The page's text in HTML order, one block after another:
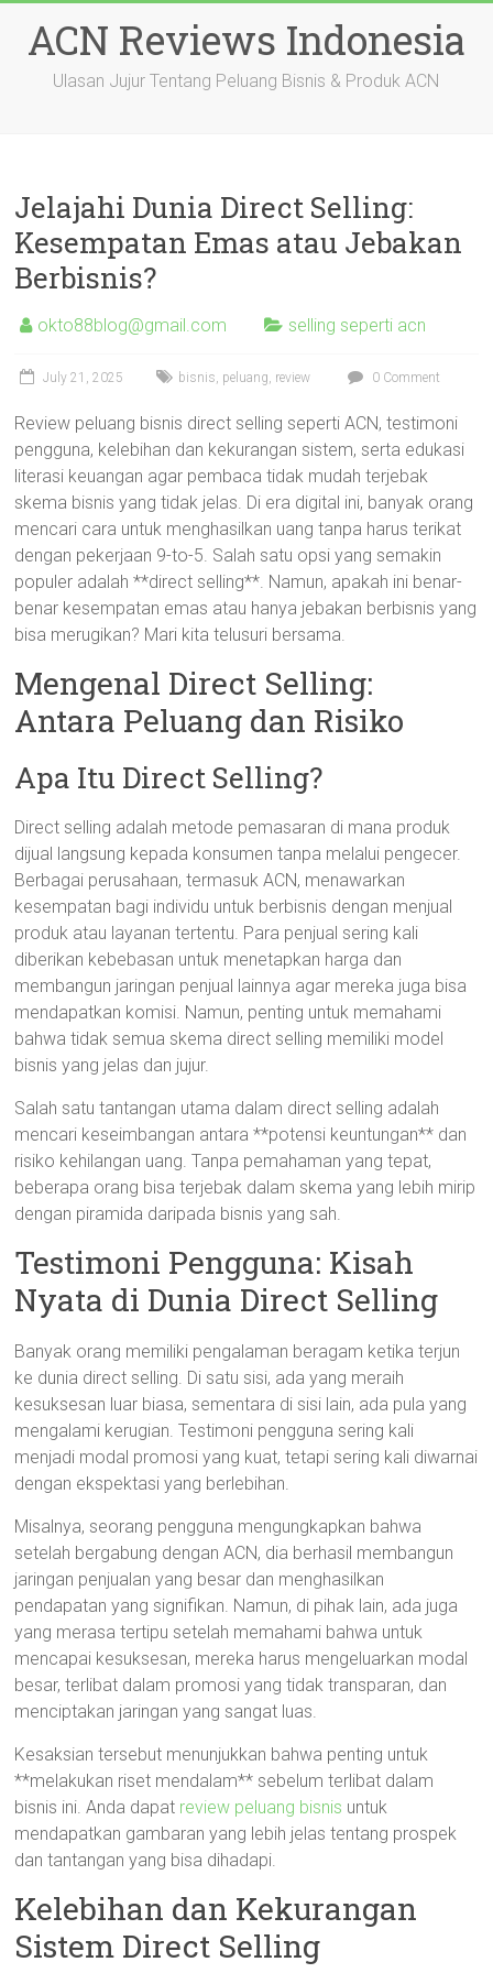
contentACN Reviews Indonesia
Ulasan Jujur Tentang Peluang Bisnis & Produk ACN
Jelajahi Dunia Direct Selling:
Kesempatan Emas atau Jebakan
Berbisnis?
okto88blog@gmail.com selling seperti acn
July 21, 2025 bisnis, peluang, review 0 Comment
Review peluang bisnis direct selling seperti ACN, testimoni
pengguna, kelebihan dan kekurangan sistem, serta edukasi
literasi keuangan agar pembaca tidak mudah terjebak
skema bisnis yang tidak jelas. Di era digital ini, banyak orang
mencari cara untuk menghasilkan uang tanpa harus terikat
dengan pekerjaan 9-to-5. Salah satu opsi yang semakin
populer adalah **direct selling**. Namun, apakah ini benar-
benar kesempatan emas atau hanya jebakan berbisnis yang
bisa merugikan? Mari kita telusuri bersama.
Mengenal Direct Selling:
Antara Peluang dan Risiko
Apa Itu Direct Selling?
Direct selling adalah metode pemasaran di mana produk
dijual langsung kepada konsumen tanpa melalui pengecer.
Berbagai perusahaan, termasuk ACN, menawarkan
kesempatan bagi individu untuk berbisnis dengan menjual
produk atau layanan tertentu. Para penjual sering kali
diberikan kebebasan untuk menetapkan harga dan
membangun jaringan penjual lainnya agar mereka juga bisa
mendapatkan komisi. Namun, penting untuk memahami
bahwa tidak semua skema direct selling memiliki model
bisnis yang jelas dan jujur.
Salah satu tantangan utama dalam direct selling adalah
mencari keseimbangan antara **potensi keuntungan** dan
risiko kehilangan uang. Tanpa pemahaman yang tepat,
beberapa orang bisa terjebak dalam skema yang lebih mirip
dengan piramida daripada bisnis yang sah.
Testimoni Pengguna: Kisah
Nyata di Dunia Direct Selling
Banyak orang memiliki pengalaman beragam ketika terjun
ke dunia direct selling. Di satu sisi, ada yang meraih
kesuksesan luar biasa, sementara di sisi lain, ada pula yang
mengalami kerugian. Testimoni pengguna sering kali
menjadi modal promosi yang kuat, tetapi sering kali diwarnai
dengan ekspektasi yang berlebihan.
Misalnya, seorang pengguna mengungkapkan bahwa
setelah bergabung dengan ACN, dia berhasil membangun
jaringan penjualan yang besar dan menghasilkan
pendapatan yang signifikan. Namun, di pihak lain, ada juga
yang merasa tertipu setelah memahami bahwa untuk
mencapai kesuksesan, mereka harus mengeluarkan modal
besar, terlibat dalam promosi yang tidak transparan, dan
menciptakan jaringan yang sangat luas.
Kesaksian tersebut menunjukkan bahwa penting untuk
**melakukan riset mendalam** sebelum terlibat dalam
bisnis ini. Anda dapat review peluang bisnis untuk
mendapatkan gambaran yang lebih jelas tentang prospek
dan tantangan yang bisa dihadapi.
Kelebihan dan Kekurangan
Sistem Direct Selling